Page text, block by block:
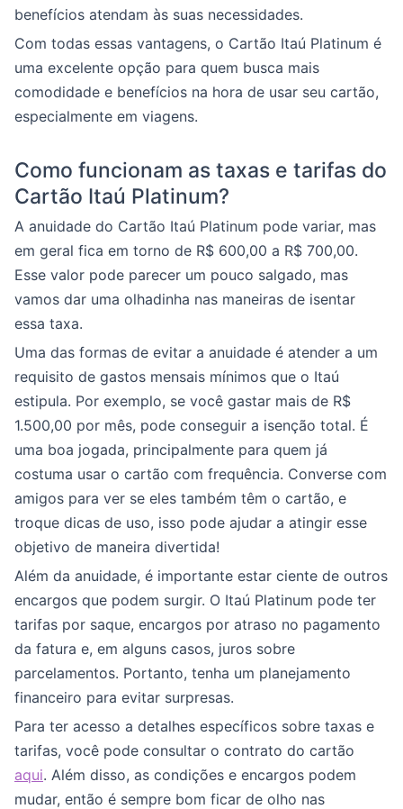
benefícios atendam às suas necessidades.
Com todas essas vantagens, o Cartão Itaú Platinum é
uma excelente opção para quem busca mais
comodidade e benefícios na hora de usar seu cartão,
especialmente em viagens.
Como funcionam as taxas e tarifas do
Cartão Itaú Platinum?
A anuidade do Cartão Itaú Platinum pode variar, mas
em geral fica em torno de R$ 600,00 a R$ 700,00.
Esse valor pode parecer um pouco salgado, mas
vamos dar uma olhadinha nas maneiras de isentar
essa taxa.
Uma das formas de evitar a anuidade é atender a um
requisito de gastos mensais mínimos que o Itaú
estipula. Por exemplo, se você gastar mais de R$
1.500,00 por mês, pode conseguir a isenção total. É
uma boa jogada, principalmente para quem já
costuma usar o cartão com frequência. Converse com
amigos para ver se eles também têm o cartão, e
troque dicas de uso, isso pode ajudar a atingir esse
objetivo de maneira divertida!
Além da anuidade, é importante estar ciente de outros
encargos que podem surgir. O Itaú Platinum pode ter
tarifas por saque, encargos por atraso no pagamento
da fatura e, em alguns casos, juros sobre
parcelamentos. Portanto, tenha um planejamento
financeiro para evitar surpresas.
Para ter acesso a detalhes específicos sobre taxas e
tarifas, você pode consultar o contrato do cartão
aqui. Além disso, as condições e encargos podem
mudar, então é sempre bom ficar de olho nas